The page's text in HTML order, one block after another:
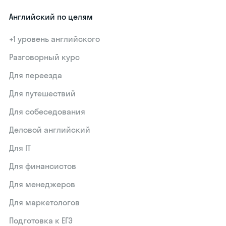
Английский по целям
+1 уровень английского
Разговорный курс
Для переезда
Для путешествий
Для собеседования
Деловой английский
Для IT
Для финансистов
Для менеджеров
Для маркетологов
Подготовка к ЕГЭ